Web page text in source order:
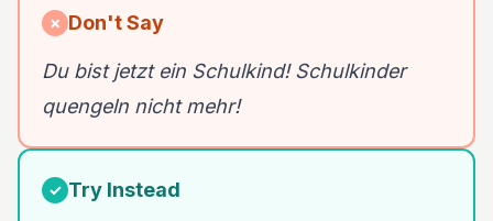
✗ Don't Say
Du bist jetzt ein Schulkind! Schulkinder
quengeln nicht mehr!
✓ Try Instead